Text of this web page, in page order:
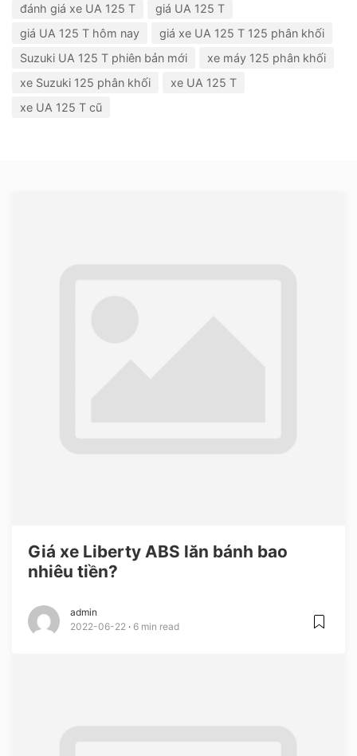
đánh giá xe UA 125 T
giá UA 125 T
giá UA 125 T hôm nay
giá xe UA 125 T 125 phân khối
Suzuki UA 125 T phiên bản mới
xe máy 125 phân khối
xe Suzuki 125 phân khối
xe UA 125 T
xe UA 125 T cũ
Giá xe Liberty ABS lăn bánh bao
nhiêu tiền?
admin
2022-06-22
6 min read